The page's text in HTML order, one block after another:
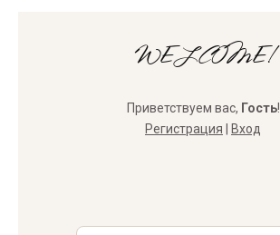
WELCOME!
Приветствуем вас, Гость!
Регистрация
Вход